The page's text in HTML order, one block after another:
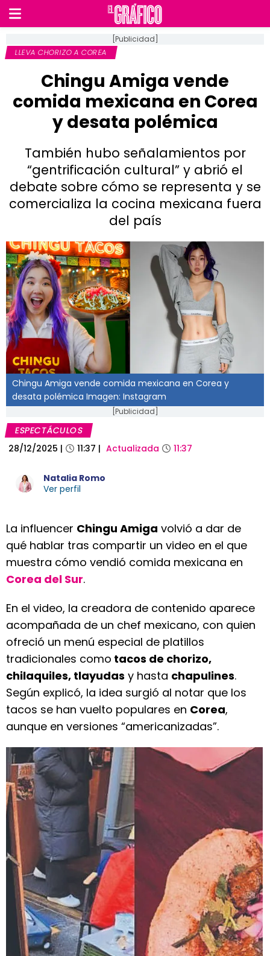
[Publicidad]
LLEVA CHORIZO A COREA
Chingu Amiga vende
comida mexicana en Corea
y desata polémica
También hubo señalamientos por
“gentrificación cultural” y abrió el
debate sobre cómo se representa y se
comercializa la cocina mexicana fuera
del país
Chingu Amiga vende comida mexicana en Corea y
desata polémica Imagen: Instagram
[Publicidad]
ESPECTÁCULOS
28/12/2025 | 11:37 | Actualizada 11:37
Natalia Romo
Ver perfil
La influencer Chingu Amiga volvió a dar de
qué hablar tras compartir un video en el que
muestra cómo vendió comida mexicana en
Corea del Sur.
En el video, la creadora de contenido aparece
acompañada de un chef mexicano, con quien
ofreció un menú especial de platillos
tradicionales como tacos de chorizo,
chilaquiles, tlayudas y hasta chapulines.
Según explicó, la idea surgió al notar que los
tacos se han vuelto populares en Corea,
aunque en versiones “americanizadas”.